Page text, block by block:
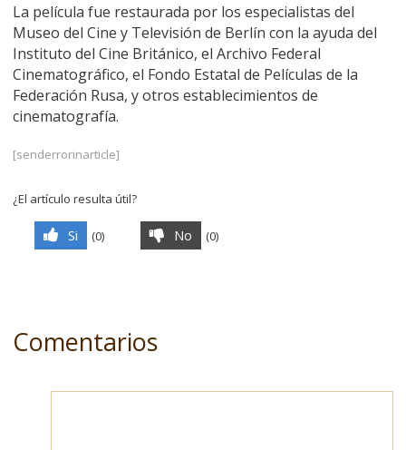
La película fue restaurada por los especialistas del
Museo del Cine y Televisión de Berlín con la ayuda del
Instituto del Cine Británico, el Archivo Federal
Cinematográfico, el Fondo Estatal de Películas de la
Federación Rusa, y otros establecimientos de
cinematografía.
[senderrorinarticle]
¿El artículo resulta útil?
Si (0) No (0)
Comentarios